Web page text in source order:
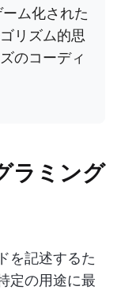
ーム化された
リズム的思
のコーディ
ラミング
を記述するた
定の用途に最